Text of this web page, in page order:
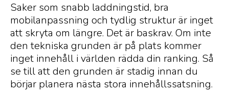
Saker som snabb laddningstid, bra
mobilanpassning och tydlig struktur är inget
att skryta om längre. Det är baskrav. Om inte
den tekniska grunden är på plats kommer
inget innehåll i världen rädda din ranking. Så
se till att den grunden är stadig innan du
börjar planera nästa stora innehållssatsning.